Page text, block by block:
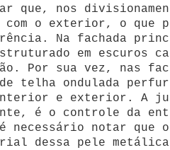
que, nos
com o exterior, o que
Na fachada
em escuros
Por sua vez, nas
telha ondulada
e exterior. A
é o controle da
é necessário notar que
dessa pele